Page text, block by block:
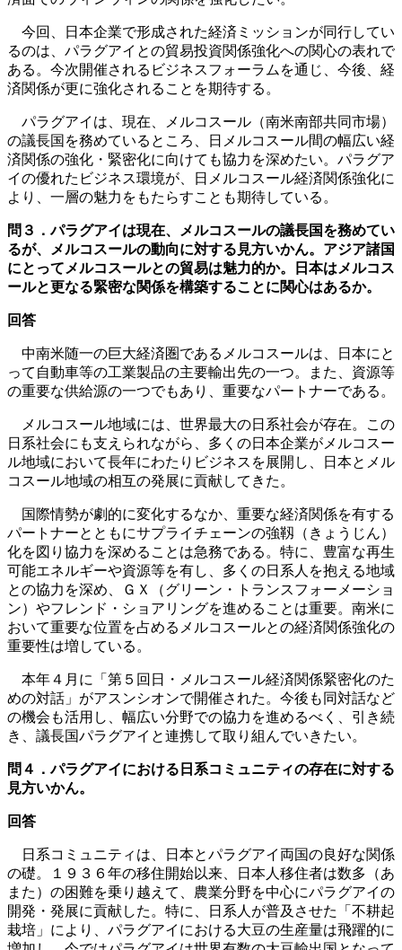
今回、日本企業で形成された経済ミッションが同行してい
るのは、パラグアイとの貿易投資関係強化への関心の表れで
ある。今次開催されるビジネスフォーラムを通じ、今後、経
済関係が更に強化されることを期待する。
パラグアイは、現在、メルコスール（南米南部共同市場）
の議長国を務めているところ、日メルコスール間の幅広い経
済関係の強化・緊密化に向けても協力を深めたい。パラグア
イの優れたビジネス環境が、日メルコスール経済関係強化に
より、一層の魅力をもたらすことも期待している。
問３．パラグアイは現在、メルコスールの議長国を務めてい
るが、メルコスールの動向に対する見方いかん。アジア諸国
にとってメルコスールとの貿易は魅力的か。日本はメルコス
ールと更なる緊密な関係を構築することに関心はあるか。
回答
中南米随一の巨大経済圏であるメルコスールは、日本にと
って自動車等の工業製品の主要輸出先の一つ。また、資源等
の重要な供給源の一つでもあり、重要なパートナーである。
メルコスール地域には、世界最大の日系社会が存在。この
日系社会にも支えられながら、多くの日本企業がメルコスー
ル地域において長年にわたりビジネスを展開し、日本とメル
コスール地域の相互の発展に貢献してきた。
国際情勢が劇的に変化するなか、重要な経済関係を有する
パートナーとともにサプライチェーンの強靱（きょうじん）
化を図り協力を深めることは急務である。特に、豊富な再生
可能エネルギーや資源等を有し、多くの日系人を抱える地域
との協力を深め、ＧＸ（グリーン・トランスフォーメーショ
ン）やフレンド・ショアリングを進めることは重要。南米に
おいて重要な位置を占めるメルコスールとの経済関係強化の
重要性は増している。
本年４月に「第５回日・メルコスール経済関係緊密化のた
めの対話」がアスンシオンで開催された。今後も同対話など
の機会も活用し、幅広い分野での協力を進めるべく、引き続
き、議長国パラグアイと連携して取り組んでいきたい。
問４．パラグアイにおける日系コミュニティの存在に対する
見方いかん。
回答
日系コミュニティは、日本とパラグアイ両国の良好な関係
の礎。１９３６年の移住開始以来、日本人移住者は数多（あ
また）の困難を乗り越えて、農業分野を中心にパラグアイの
開発・発展に貢献した。特に、日系人が普及させた「不耕起
栽培」により、パラグアイにおける大豆の生産量は飛躍的に